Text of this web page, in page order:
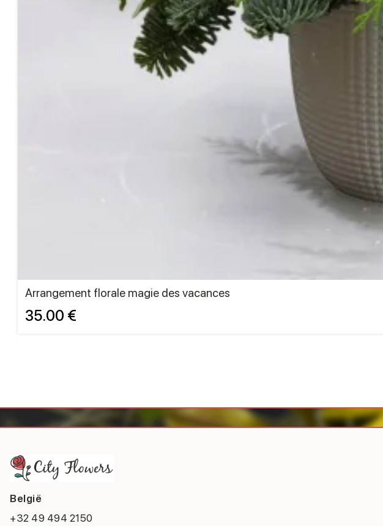
Arrangement florale magie des vacances
35.00 €
België
+32 49 494 2150